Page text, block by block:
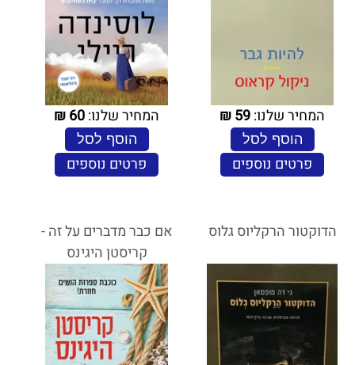
המחיר שלנו:59
₪
הוסף לסל
פרטים נוספים
המחיר שלנו:60
₪
הוסף לסל
פרטים נוספים
הדוקטור הרקליוס גלוס
אם כבר מדברים על זה -
קריסטן היגינס